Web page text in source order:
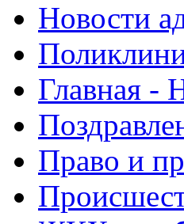
Новости
Главная -
Право и